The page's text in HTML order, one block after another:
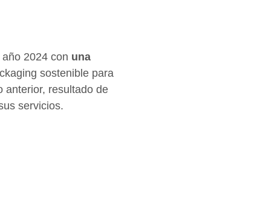
2024 con una
sostenible para
anterior, resultado de
servicios.